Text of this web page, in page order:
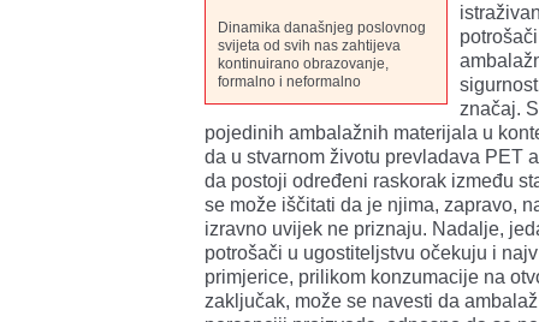
Dinamika današnjeg poslovnog
svijeta od svih nas zahtijeva
kontinuirano obrazovanje,
formalno i neformalno
značaj.
pojedinih ambalažnih materijala u
da u stvarnom životu prevladava PET
da postoji određeni raskorak između
se može iščitati da je njima, zapravo,
izravno uvijek ne priznaju. Nadalje,
potrošači u ugostiteljstvu očekuju i
primjerice, prilikom konzumacije na
zaključak, može se navesti da